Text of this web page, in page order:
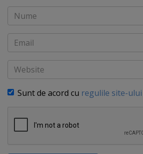
Nume
Email
Website
Sunt de acord cu regulile site-ului